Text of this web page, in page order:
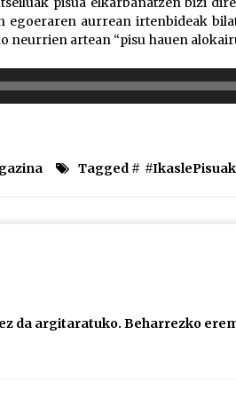
egoeraren aurrean irtenbideak
neurrien artean “pisu hauen
Tagged #
da argitaratuko. Beharrezko